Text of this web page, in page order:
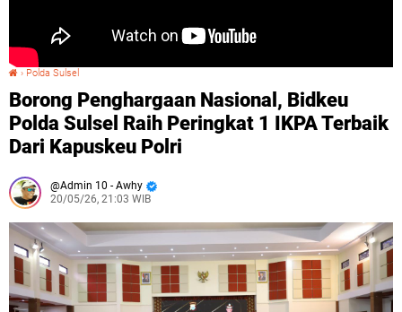
› Polda Sulsel
Borong Penghargaan Nasional, Bidkeu
Polda Sulsel Raih Peringkat 1 IKPA Terbaik
Dari Kapuskeu Polri
Admin 10 - Awhy
20/05/26, 21:03 WIB